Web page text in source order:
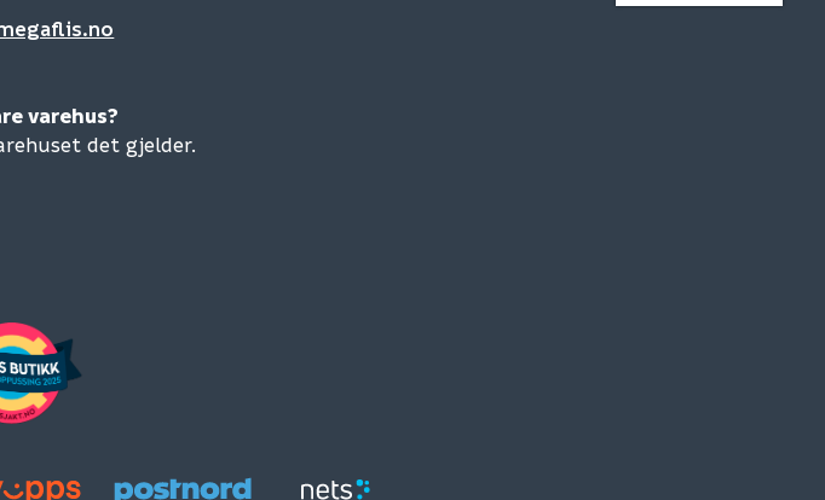
varehus?
det gjelder.